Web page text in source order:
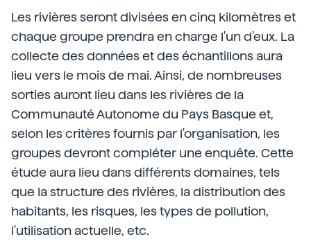
Les rivières seront divisées en cinq kilomètres et
chaque groupe prendra en charge l'un d'eux. La
collecte des données et des échantillons aura
lieu vers le mois de mai. Ainsi, de nombreuses
sorties auront lieu dans les rivières de la
Communauté Autonome du Pays Basque et,
selon les critères fournis par l'organisation, les
groupes devront compléter une enquête. Cette
étude aura lieu dans différents domaines, tels
que la structure des rivières, la distribution des
habitants, les risques, les types de pollution,
l'utilisation actuelle, etc.